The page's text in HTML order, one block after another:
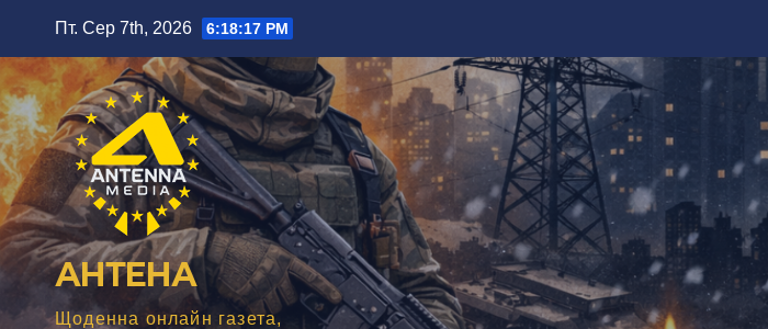
вмісту
Пт. Сер 7th, 2026 6:18:18 PM
АНТЕНА
Щоденна онлайн газета,